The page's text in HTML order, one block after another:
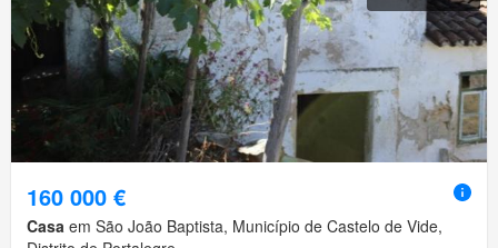
160 000 €
Casa em São João Baptista, Município de Castelo de Vide,